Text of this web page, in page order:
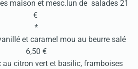
maison et mesc.lun de salades 21
€
*
et caramel mou au beurre salé
6,50 €
au citron vert et basilic, framboises